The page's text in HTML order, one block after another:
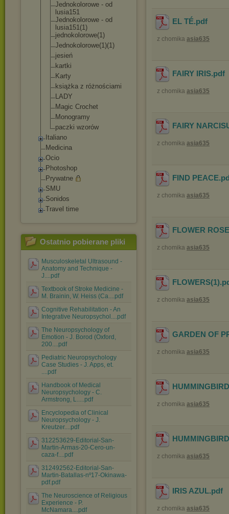
Jednokolorowe - od
lusia151
Jednokolorowe - od
lusia151(1)
jednokolorowe(1)
Jednokolorowe(1)(1)
jesień
kartki
Karty
książka z różnościami
LADY
Magic Crochet
Monogramy
paczki wzorów
Italiano
Medicina
Ocio
Photoshop
Prywatne
SMU
Sonidos
Travel time
Ostatnio pobierane pliki
Musculoskeletal Ultrasound -
Anatomy and Technique -
J....pdf
Textbook of Stroke Medicine -
M. Brainin, W. Heiss (Ca....pdf
Cognitive Rehabilitation - An
Integrative Neuropsychol....pdf
The Neuropsychology of
Emotion - J. Borod (Oxford,
200....pdf
Pediatric Neuropsychology
Case Studies - J. Apps, et.
....pdf
Handbook of Medical
Neuropsychology - C.
Armstrong, L.....pdf
Encyclopedia of Clinical
Neuropsychology - J.
Kreutzer....pdf
312253629-Editorial-San-
Martin-Armas-20-Cero-un-
caza-f....pdf
312492562-Editorial-San-
Martin-Batallas-nº17-Okinawa-
pdf.pdf
The Neuroscience of Religious
Experience - P.
McNamara....pdf
EL TÉ.pdf
z chomika asia635
FAIRY IRIS.pdf
z chomika asia635
FAIRY
z chomika asia635
FIND PEACE
z chomika asia635
FLOWER
z chomika asia635
FLOWERS(1)
z chomika asia635
GARDEN OF
z chomika asia635
z chomika asia635
z chomika asia635
IRIS AZUL.pdf
z chomika asia635